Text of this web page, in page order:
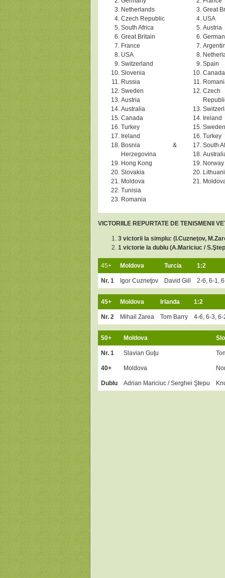
Netherlands
Czech Republic
South Africa
Great Britain
France
USA
Switzerland
Slovenia
Russia
Sweden
Austria
Australia
Canada
Turkey
Ireland
Bosnia &
Herzegovina
Hong Kong
Slovakia
Moldova
Tunisia
Romania
Great
USA
Austria
Spain
Canada
Czech
Ireland
Sweden
Turkey
South
Norway
VICTORIILE REPURTATE DE TENISMENII
3 victorii la simplu: (I.Cuzneţov,
1 victorie la dublu (A.Mariciuc /
45+ Moldova Turcia 1:2
Nr. 1 Igor Cuzneţov David Gill 2-6, 6-1,
45+ Moldova Irlanda 1:2
Nr. 2 Mihail Zarea Tom Barry 4-6, 6-3, 6-
50+ Moldova
Nr. 1 Slavian Guţu
40+ Moldova
Dublu Adrian Mariciuc / Serghei Ştepu